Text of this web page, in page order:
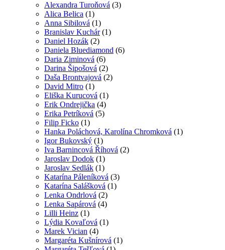
Alexandra Turoňová (3)
Alica Belica (1)
Anna Sibilová (1)
Branislav Kuchár(1)
Daniel Hozák (2)
Daniela Bluediamond (6)
Daria Ziminová (6)
Darina Šipošová (2)
Daša Brontvajová (2)
David Mitro (1)
Eliška Kurucová (1)
Erik Ondrejička (4)
Erika Petríková (5)
Filip Ficko (1)
Hanka Poláchová, Karolína Chromková (1)
Igor Bukovský (1)
Iva Barnincová Říhová (2)
Jaroslav Dodok (1)
Jaroslav Sedlák (1)
Katarína Páleníková (3)
Katarína Salášková (1)
Lenka Ondrlová (2)
Lenka Sapárová (4)
Lilli Heinz (1)
Lýdia Kovaľová (1)
Marek Vician (4)
Margaréta Kušnírová (1)